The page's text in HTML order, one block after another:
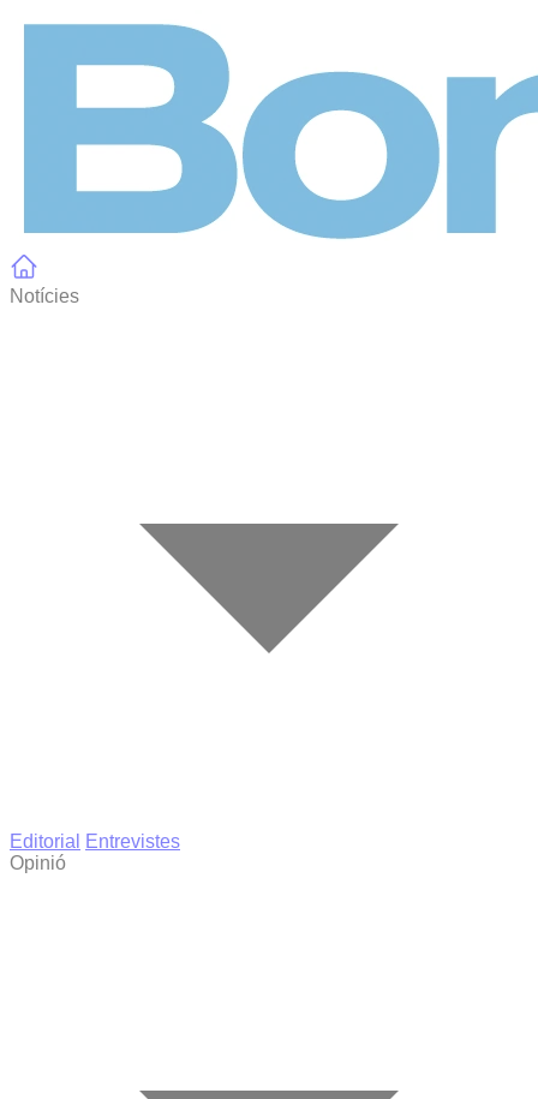
Notícies
Editorial
Entrevistes
Opinió